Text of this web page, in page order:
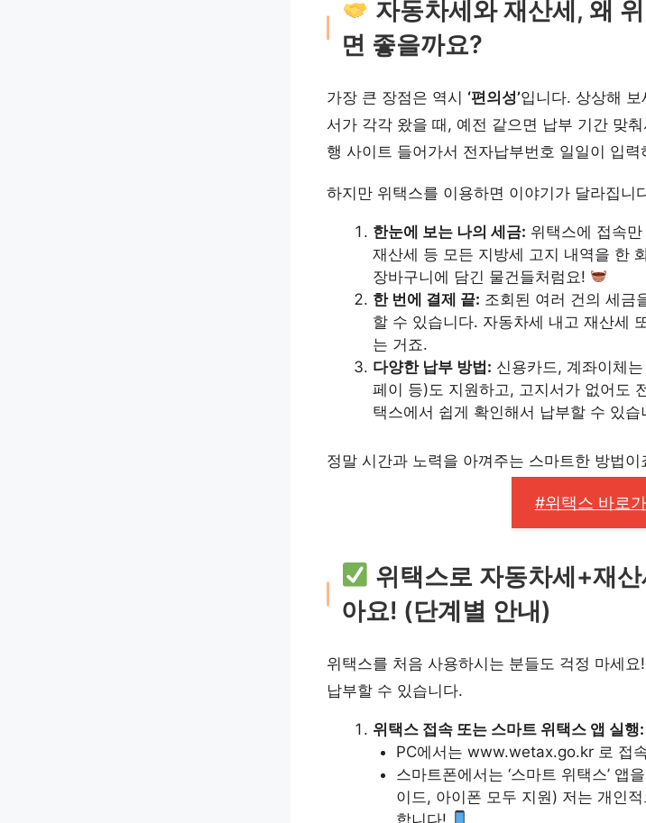
자동차세와 재산세, 왜
면 좋을까요?
가장 큰 장점은 역시 ‘편의성’입니다. 상상해
서가 각각 왔을 때, 예전 같으면 납부 기간 맞
행 사이트 들어가서 전자납부번호 일일이 입
하지만 위택스를 이용하면 이야기가 달라집니
한눈에 보는 나의 세금: 위택스에 접속
재산세 등 모든 지방세 고지 내역을 한
장바구니에 담긴 물건들처럼요!
한 번에 결제 끝: 조회된 여러 건의 세금
할 수 있습니다. 자동차세 내고 재산세
는 거죠.
다양한 납부 방법: 신용카드, 계좌이체
페이 등)도 지원하고, 고지서가 없어도
택스에서 쉽게 확인해서 납부할 수 있습
정말 시간과 노력을 아껴주는 스마트한 방법이
#위택스 바로
위택스로 자동차세+재
아요! (단계별 안내)
위택스를 처음 사용하시는 분들도 걱정 마세
납부할 수 있습니다.
위택스 접속 또는 스마트 위택스 앱 실행:
PC에서는 www.wetax.go.kr 로 접
스마트폰에서는 ‘스마트 위택스’ 앱
이드, 아이폰 모두 지원) 저는 개인
합니다!